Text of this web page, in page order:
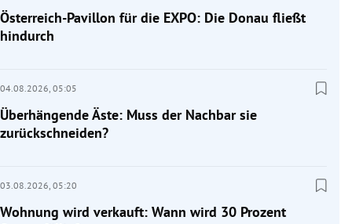
Österreich-Pavillon für die EXPO: Die Donau fließt
hindurch
04.08.2026, 05:05
Überhängende Äste: Muss der Nachbar sie
zurückschneiden?
03.08.2026, 05:20
Wohnung wird verkauft: Wann wird 30 Prozent